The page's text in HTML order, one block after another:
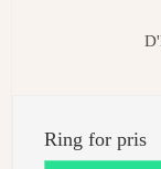
Ring for pris